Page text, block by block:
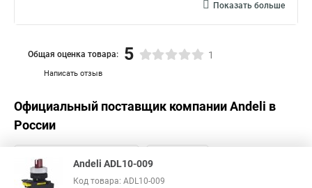
Показать больше
Написать отзыв
Общая оценка товара: 5 1
Официальный поставщик компанииAndeli в
России
Andeli ADL10-009
Код товара: ADL10-009